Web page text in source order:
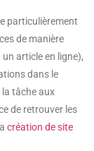
particulièrement
de manière
article en ligne),
dans le
la tâche aux
de retrouver les
création de site